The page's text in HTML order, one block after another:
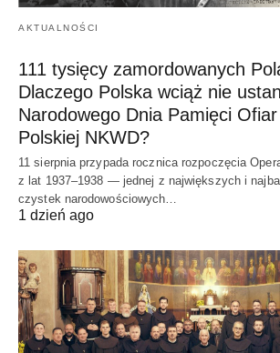
AKTUALNOŚCI
111 tysięcy zamordowanych
Dlaczego Polska wciąż nie
Narodowego Dnia Pamięci
Polskiej NKWD?
11 sierpnia przypada rocznica rozpoczęcia
z lat 1937–1938 — jednej z największych i
czystek narodowościowych…
1 dzień ago